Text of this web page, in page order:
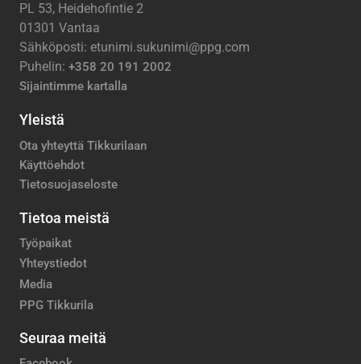
PL 53, Heidehofintie 2
01301 Vantaa
Sähköposti: etunimi.sukunimi@ppg.com
Puhelin: +358 20 191 2002
Sijaintimme kartalla
Yleistä
Ota yhteyttä Tikkurilaan
Käyttöehdot
Tietosuojaseloste
Tietoa meistä
Työpaikat
Yhteystiedot
Media
PPG Tikkurila
Seuraa meitä